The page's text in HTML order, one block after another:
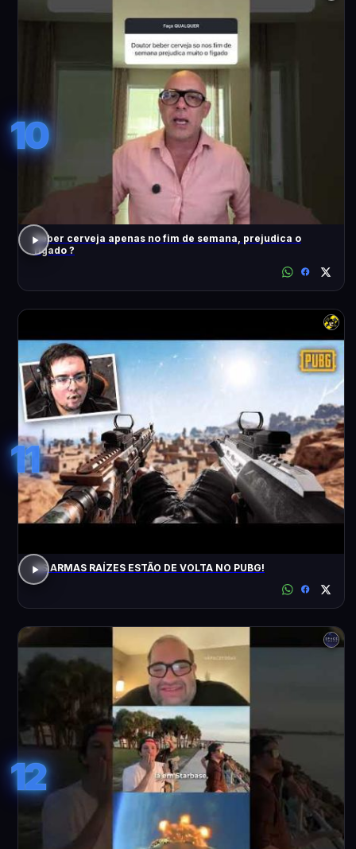
10
Beber cerveja apenas no fim de semana, prejudica o
fígado ?
11
AS ARMAS RAÍZES ESTÃO DE VOLTA NO PUBG!
12